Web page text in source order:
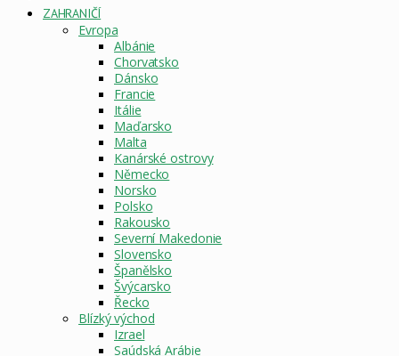
STRÁNKA
ZAHRANIČÍ
Evropa
Albánie
Chorvatsko
Dánsko
Francie
Itálie
Maďarsko
Malta
Kanárské ostrovy
Německo
Norsko
Polsko
Rakousko
Severní Makedonie
Slovensko
Španělsko
Švýcarsko
Řecko
Blízký východ
Izrael
Saúdská Arábie